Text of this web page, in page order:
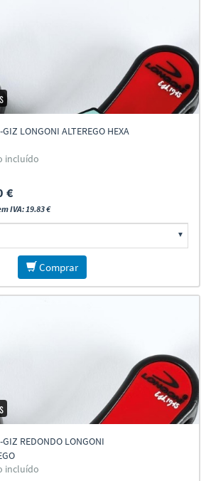
GIZ LONGONI ALTEREGO HEXA
incluído
€
IVA: 19.83 €
Comprar
GIZ REDONDO LONGONI
incluído